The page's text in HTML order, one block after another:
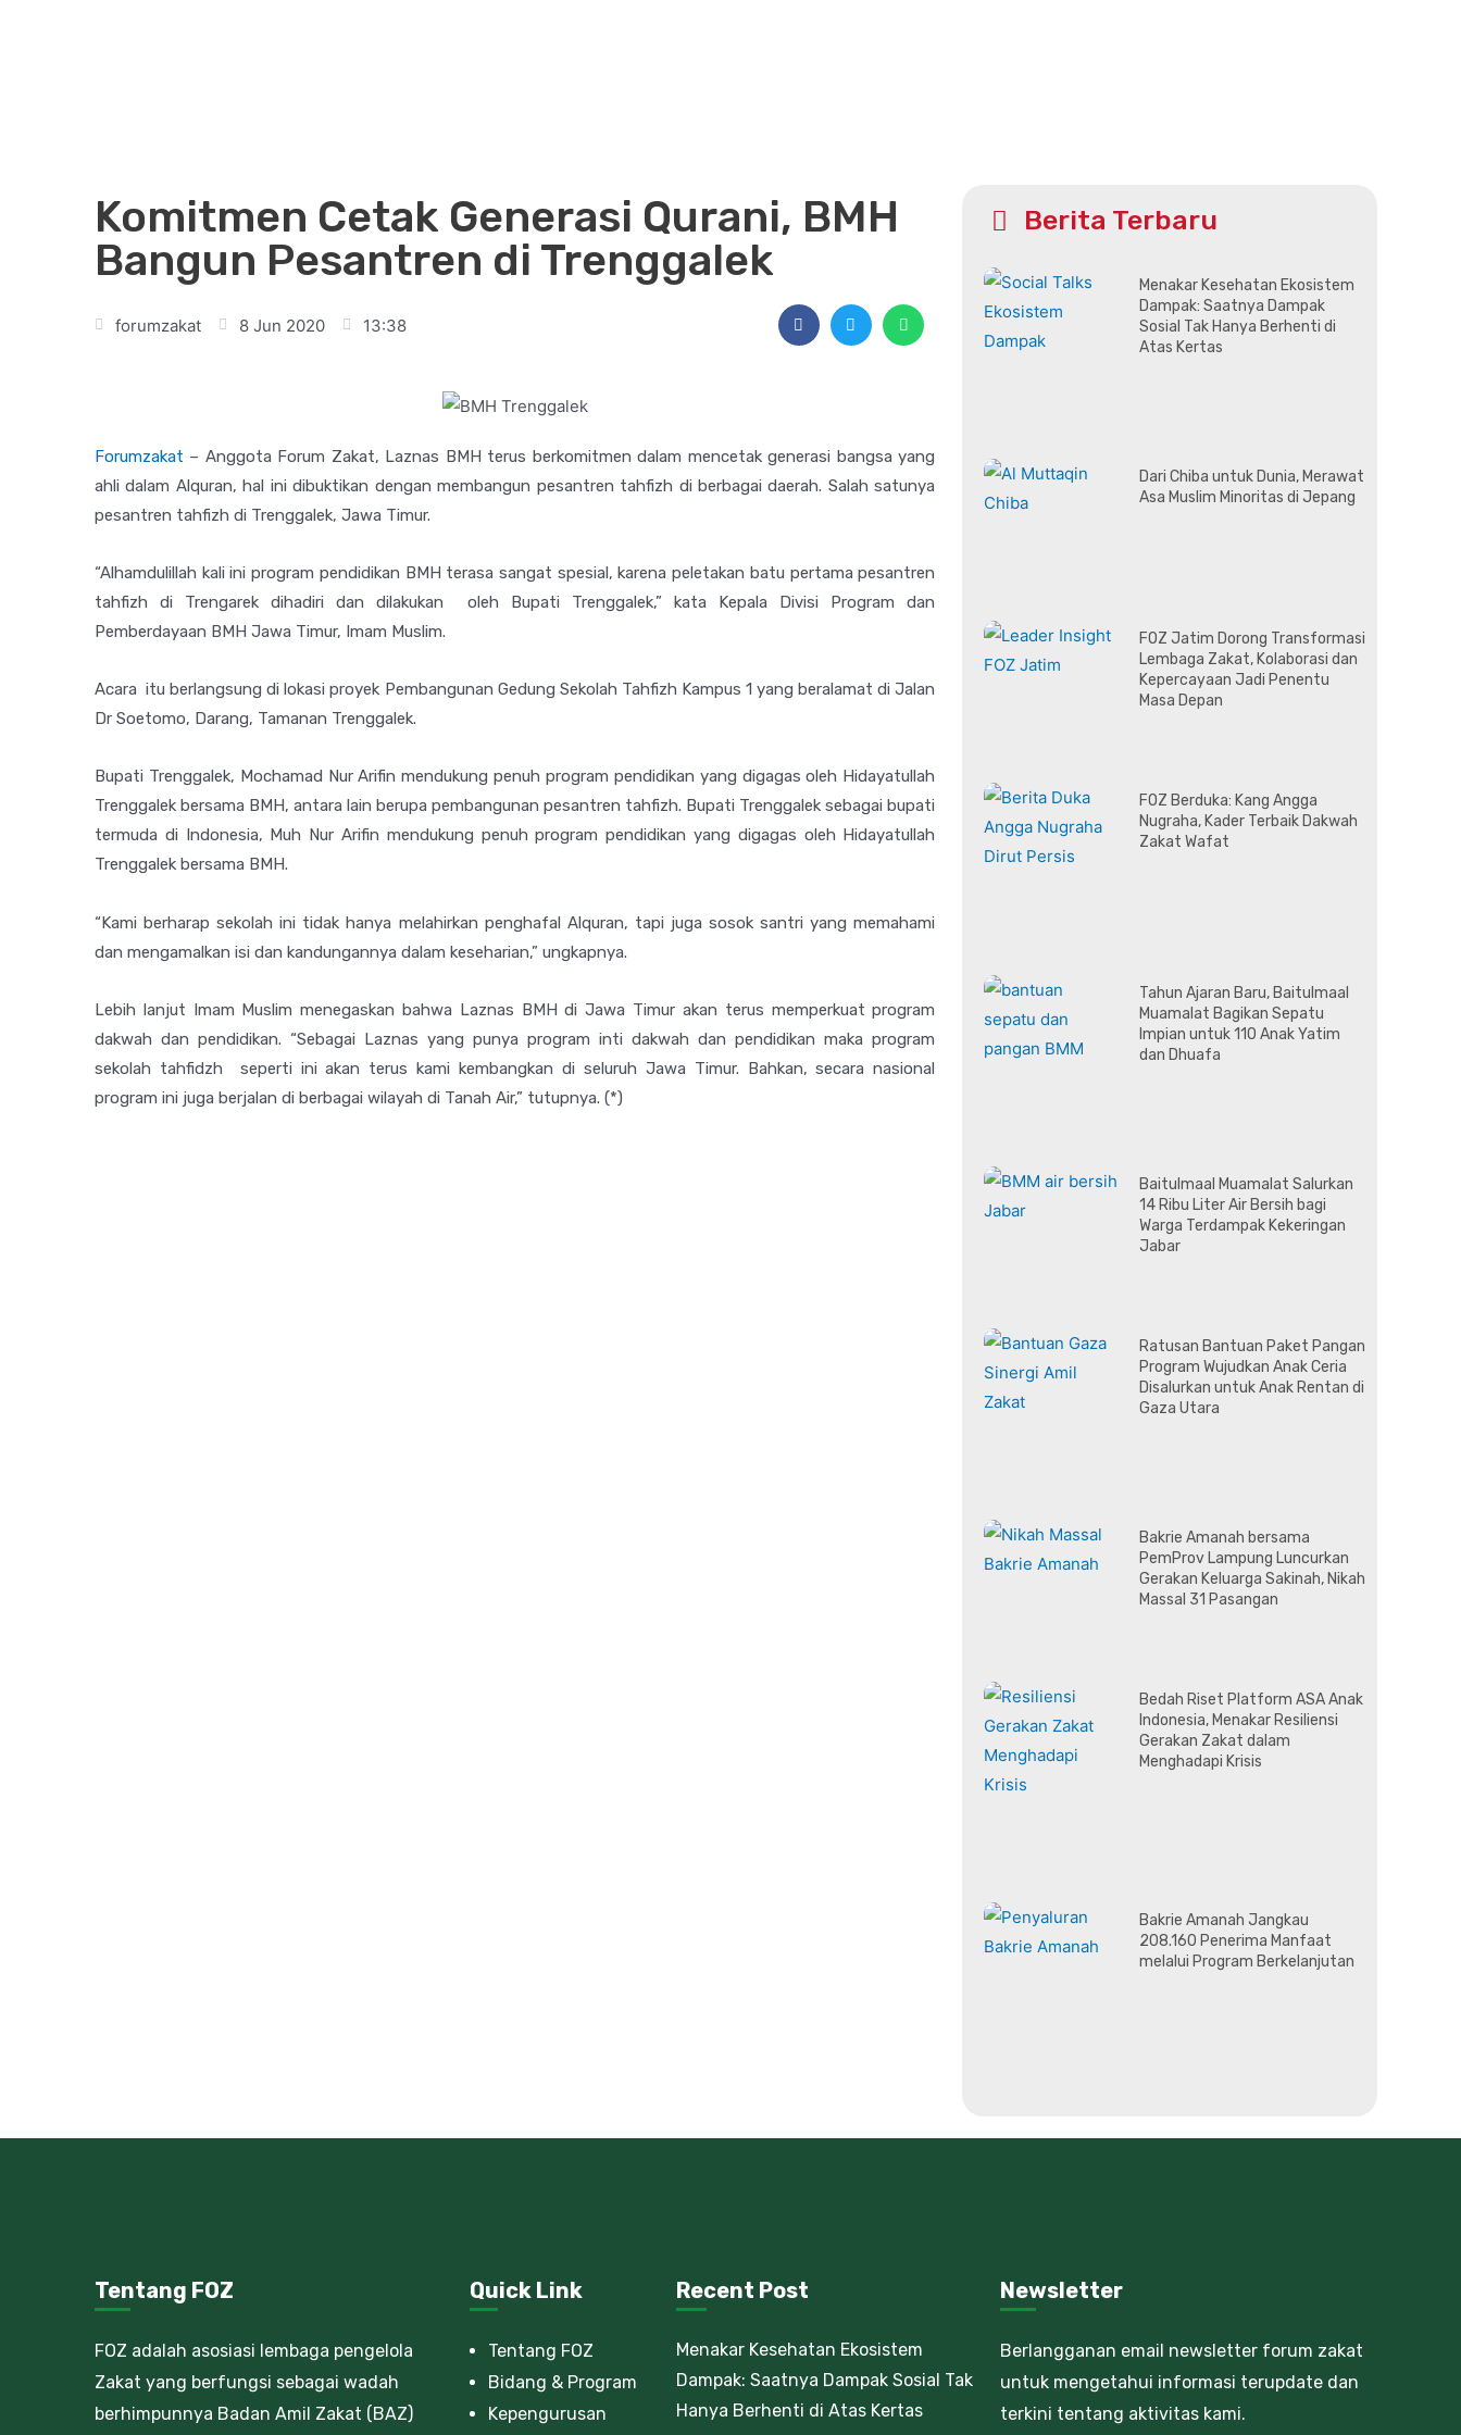
Komitmen Cetak Generasi Qurani, BMH
Bangun Pesantren di Trenggalek
forumzakat 8 Jun 2020 13:38
Forumzakat – Anggota Forum Zakat, Laznas BMH terus berkomitmen dalam mencetak generasi bangsa yang
ahli dalam Alquran, hal ini dibuktikan dengan membangun pesantren tahfizh di berbagai daerah. Salah satunya
pesantren tahfizh di Trenggalek, Jawa Timur.
“Alhamdulillah kali ini program pendidikan BMH terasa sangat spesial, karena peletakan batu pertama pesantren
tahfizh di Trengarek dihadiri dan dilakukan oleh Bupati Trenggalek,” kata Kepala Divisi Program dan
Pemberdayaan BMH Jawa Timur, Imam Muslim.
Acara itu berlangsung di lokasi proyek Pembangunan Gedung Sekolah Tahfizh Kampus 1 yang beralamat di Jalan
Dr Soetomo, Darang, Tamanan Trenggalek.
Bupati Trenggalek, Mochamad Nur Arifin mendukung penuh program pendidikan yang digagas oleh Hidayatullah
Trenggalek bersama BMH, antara lain berupa pembangunan pesantren tahfizh. Bupati Trenggalek sebagai bupati
termuda di Indonesia, Muh Nur Arifin mendukung penuh program pendidikan yang digagas oleh Hidayatullah
Trenggalek bersama BMH.
“Kami berharap sekolah ini tidak hanya melahirkan penghafal Alquran, tapi juga sosok santri yang memahami
dan mengamalkan isi dan kandungannya dalam keseharian,” ungkapnya.
Lebih lanjut Imam Muslim menegaskan bahwa Laznas BMH di Jawa Timur akan terus memperkuat program
dakwah dan pendidikan. “Sebagai Laznas yang punya program inti dakwah dan pendidikan maka program
sekolah tahfidzh seperti ini akan terus kami kembangkan di seluruh Jawa Timur. Bahkan, secara nasional
program ini juga berjalan di berbagai wilayah di Tanah Air,” tutupnya. (*)
Berita Terbaru
Menakar Kesehatan Ekosistem
Dampak: Saatnya Dampak
Sosial Tak Hanya Berhenti di
Atas Kertas
Dari Chiba untuk Dunia, Merawat
Asa Muslim Minoritas di Jepang
FOZ Jatim Dorong Transformasi
Lembaga Zakat, Kolaborasi dan
Kepercayaan Jadi Penentu
Masa Depan
FOZ Berduka: Kang Angga
Nugraha, Kader Terbaik Dakwah
Zakat Wafat
Tahun Ajaran Baru, Baitulmaal
Muamalat Bagikan Sepatu
Impian untuk 110 Anak Yatim
dan Dhuafa
Baitulmaal Muamalat Salurkan
14 Ribu Liter Air Bersih bagi
Warga Terdampak Kekeringan
Jabar
Ratusan Bantuan Paket Pangan
Program Wujudkan Anak Ceria
Disalurkan untuk Anak Rentan di
Gaza Utara
Bakrie Amanah bersama
PemProv Lampung Luncurkan
Gerakan Keluarga Sakinah, Nikah
Massal 31 Pasangan
Bedah Riset Platform ASA Anak
Indonesia, Menakar Resiliensi
Gerakan Zakat dalam
Menghadapi Krisis
Bakrie Amanah Jangkau
208.160 Penerima Manfaat
melalui Program Berkelanjutan
Tentang FOZ Quick Link Recent Post Newsletter
FOZ adalah asosiasi lembaga pengelola
Zakat yang berfungsi sebagai wadah
berhimpunnya Badan Amil Zakat (BAZ)
Tentang FOZ
Bidang & Program
Kepengurusan
Menakar Kesehatan Ekosistem
Dampak: Saatnya Dampak Sosial Tak
Hanya Berhenti di Atas Kertas
Berlangganan email newsletter forum zakat
untuk mengetahui informasi terupdate dan
terkini tentang aktivitas kami.